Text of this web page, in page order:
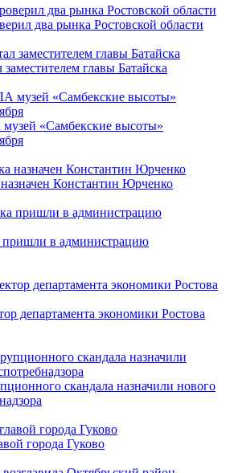
два рынка Ростовской области
главы Батайска
«Самбекские высоты»
Константин Юрченко
в администрацию
департамента экономики Ростова
скандала назначили нового
города Гуково